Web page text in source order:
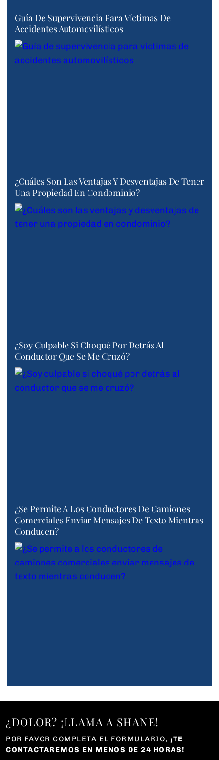
Guía De Supervivencia Para Víctimas De
Accidentes Automovilísticos
¿Cuáles Son Las Ventajas Y Desventajas De Tener
Una Propiedad En Condominio?
¿Soy Culpable Si Choqué Por Detrás Al
Conductor Que Se Me Cruzó?
¿Se Permite A Los Conductores De Camiones
Comerciales Enviar Mensajes De Texto Mientras
Conducen?
¿DOLOR? ¡LLAMA A SHANE!
POR FAVOR COMPLETA EL FORMULARIO, ¡TE
CONTACTAREMOS EN MENOS DE 24 HORAS!